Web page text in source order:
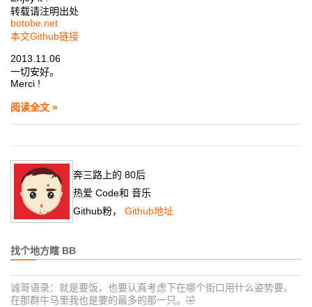
转载请注明出处
botobe.net
本文Github链接
2013.11.06
一切安好。
Merci !
阅读全文 »
奔三路上的 80后
热爱 Code和 音乐
Github粉， Github地址
找个地方瞎 BB
诚哥语录：就是要饭，也要认真考虑下在哪个街口用什么姿势要。
在那群牛马里我也是要的最多的那一只。🤣